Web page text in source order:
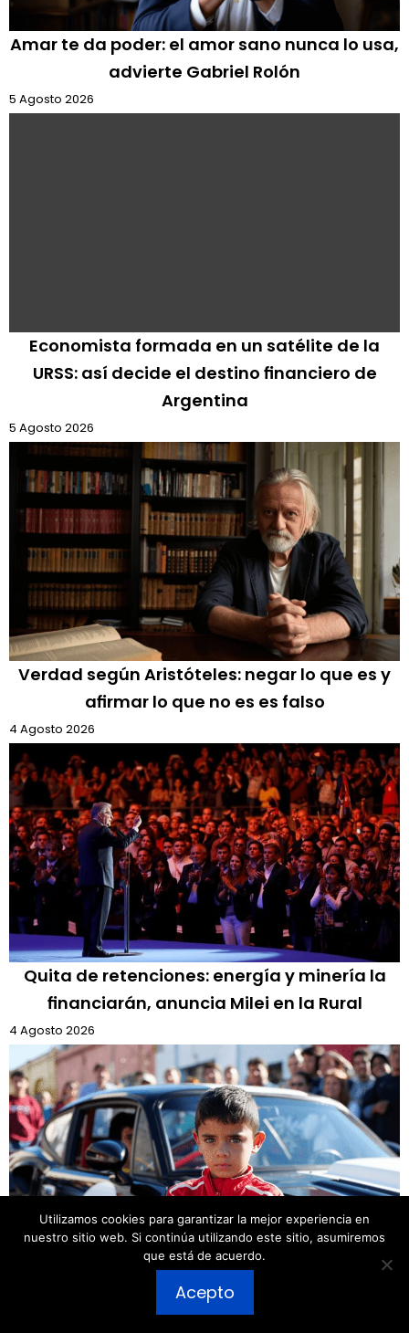
Amar te da poder: el amor sano nunca lo usa,
advierte Gabriel Rolón
5 Agosto 2026
Economista formada en un satélite de la
URSS: así decide el destino financiero de
Argentina
5 Agosto 2026
Verdad según Aristóteles: negar lo que es y
afirmar lo que no es es falso
4 Agosto 2026
Quita de retenciones: energía y minería la
financiarán, anuncia Milei en la Rural
4 Agosto 2026
Coeficiente intelectual más alto del país:
niño de 9 años fan de Colapinto
Publicar un comentario
Utilizamos cookies para garantizar la mejor experiencia en
nuestro sitio web. Si continúa utilizando este sitio, asumiremos
que está de acuerdo.
Acepto